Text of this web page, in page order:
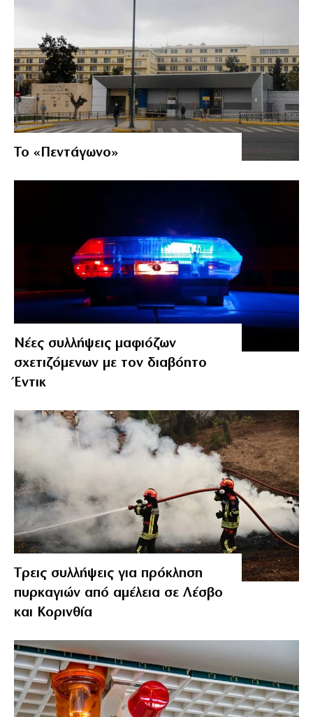
Το «Πεντάγωνο»
Νέες συλλήψεις μαφιόζων
σχετιζόμενων με τον διαβόητο
Έντικ
Tρεις συλλήψεις για πρόκληση
πυρκαγιών από αμέλεια σε Λέσβο
και Κορινθία